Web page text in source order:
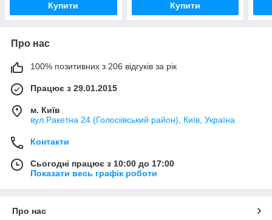
Купити Купити
Про нас
100% позитивних з 206 відгуків за рік
Працює з 29.01.2015
м. Київ
вул.Ракетна 24 (Голосіівський район), Київ, Україна
Контакти
Сьогодні працює з 10:00 до 17:00
Показати весь графік роботи
Про нас